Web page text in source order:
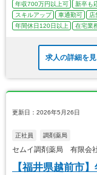
年収700万円以上可 新卒も
スキルアップ
車通勤可 店
年間休日120日以上
在宅業
求人の詳細を
更新日：2026年5月26日
正社員 調剤薬局
セムイ調剤薬局 有限会
【福井県越前市